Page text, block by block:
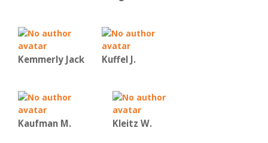
Kemmerly Jack Kuffel J.
Kaufman Μ. Kleitz W.